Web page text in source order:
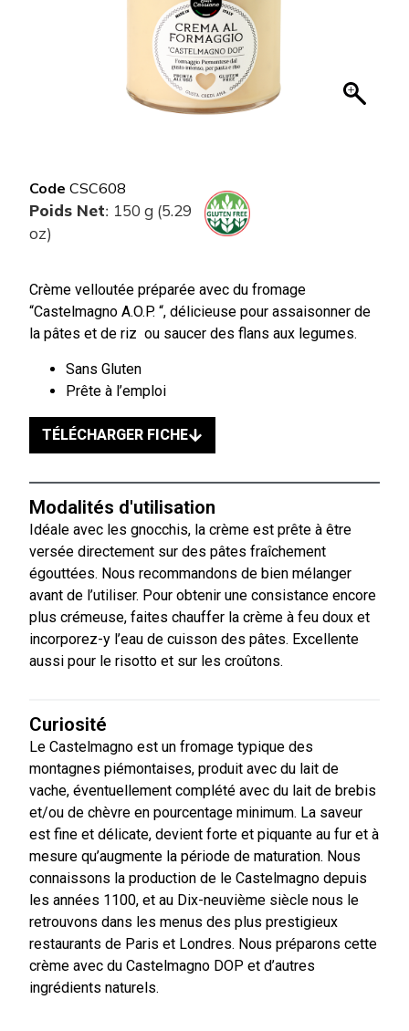
Code CSC608
Poids Net: 150 g (5.29
oz)
Crème velloutée préparée avec du fromage
“Castelmagno A.O.P. “, délicieuse pour assaisonner de
la pâtes et de riz ou saucer des flans aux legumes.
Sans Gluten
Prête à l’emploi
TÉLÉCHARGER FICHE
Modalités d'utilisation
Idéale avec les gnocchis, la crème est prête à être
versée directement sur des pâtes fraîchement
égouttées. Nous recommandons de bien mélanger
avant de l’utiliser. Pour obtenir une consistance encore
plus crémeuse, faites chauffer la crème à feu doux et
incorporez-y l’eau de cuisson des pâtes. Excellente
aussi pour le risotto et sur les croûtons.
Curiosité
Le Castelmagno est un fromage typique des
montagnes piémontaises, produit avec du lait de
vache, éventuellement complété avec du lait de brebis
et/ou de chèvre en pourcentage minimum. La saveur
est fine et délicate, devient forte et piquante au fur et à
mesure qu’augmente la période de maturation. Nous
connaissons la production de le Castelmagno depuis
les années 1100, et au Dix-neuvième siècle nous le
retrouvons dans les menus des plus prestigieux
restaurants de Paris et Londres. Nous préparons cette
crème avec du Castelmagno DOP et d’autres
ingrédients naturels.